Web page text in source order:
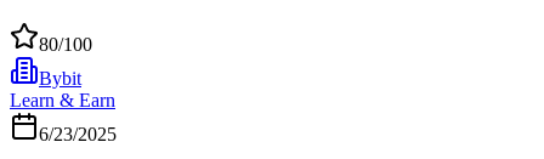
80/100
Bybit
Learn & Earn
6/23/2025